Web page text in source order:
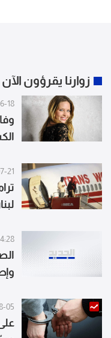
زوارنا يقرؤون الآن
18
21
05